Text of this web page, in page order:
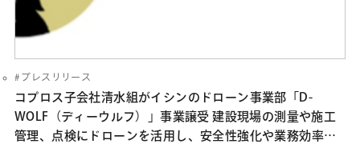
プレスリリース
コプロス子会社清水組がイシンのドローン事業部「D-
WOLF（ディーウルフ）」事業譲受 建設現場の測量や施工
管理、点検にドローンを活用し、安全性強化や業務効率化